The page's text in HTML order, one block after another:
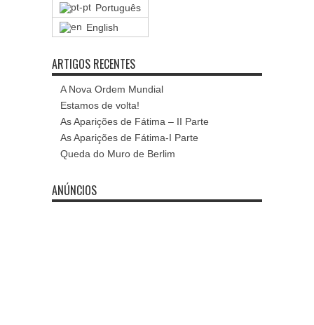
Português
English
ARTIGOS RECENTES
A Nova Ordem Mundial
Estamos de volta!
As Aparições de Fátima – II Parte
As Aparições de Fátima-I Parte
Queda do Muro de Berlim
ANÚNCIOS